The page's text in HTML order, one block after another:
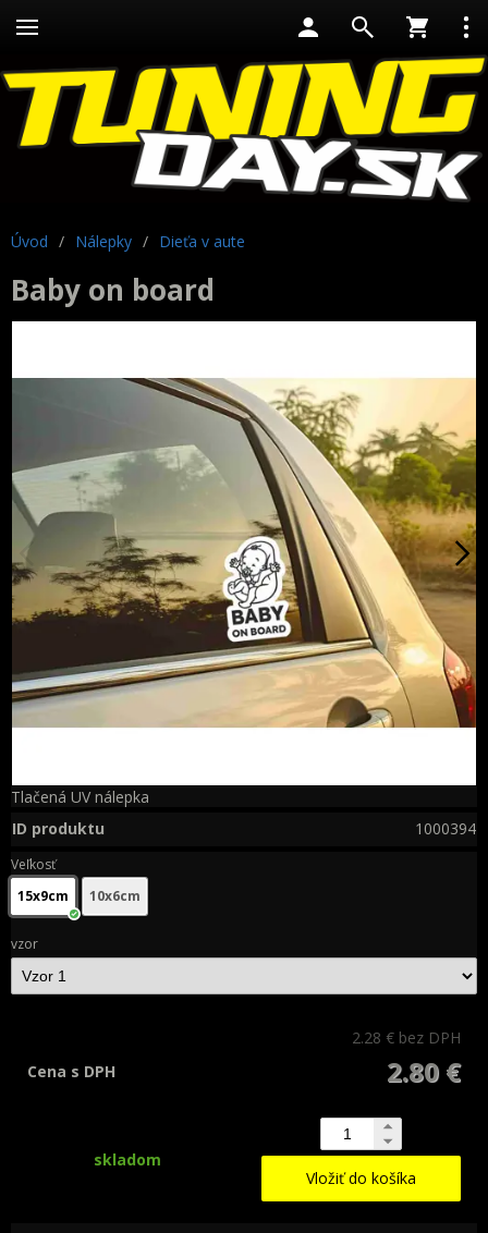
Úvod / Nálepky / Dieťa v aute
Baby on board
Tlačená UV nálepka
ID produktu
1000394
Veľkosť
15x9cm
10x6cm
vzor
2.28 € bez DPH
2.80 €
Cena s DPH
skladom
Vložiť do košíka